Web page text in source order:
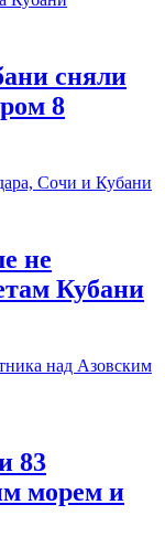
сняли
8
не
Кубани
83
морем и